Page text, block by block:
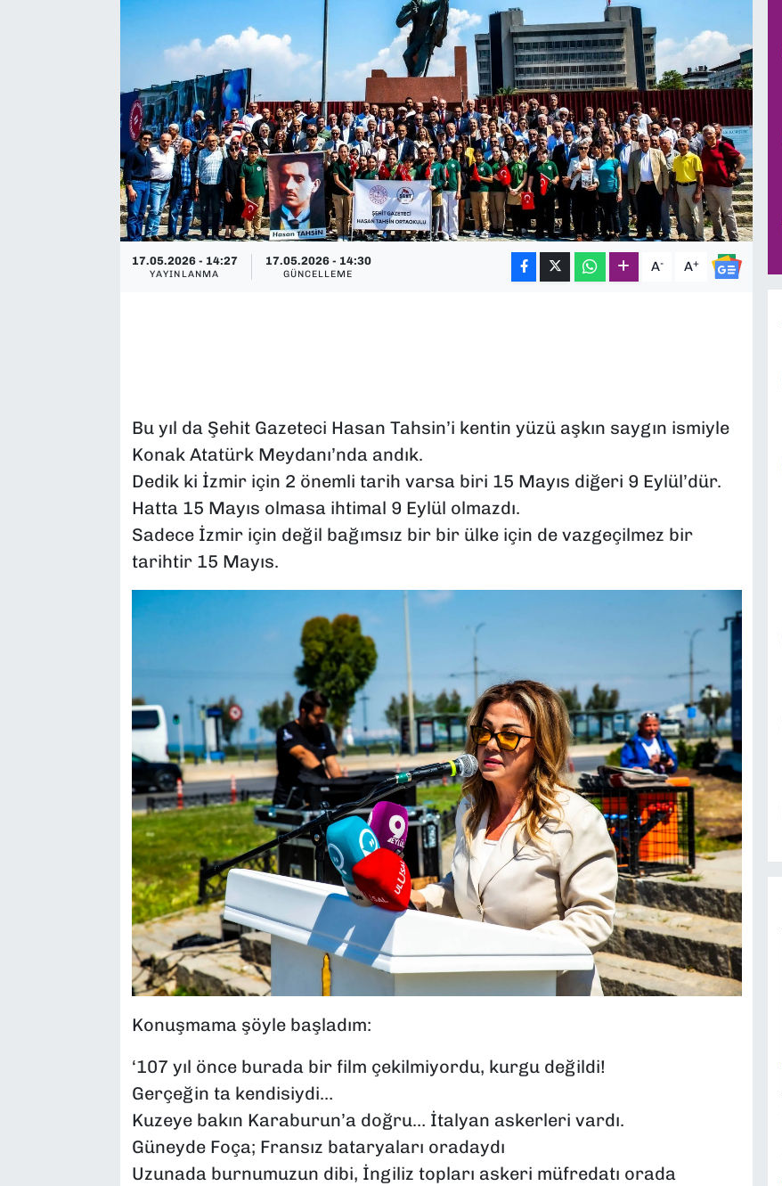
17.05.2026 - 14:27
YAYINLANMA
17.05.2026 - 14:30
GÜNCELLEME A- A+
Bu yıl da Şehit Gazeteci Hasan Tahsin’i kentin yüzü aşkın saygın ismiyle
Konak Atatürk Meydanı’nda andık.
Dedik ki İzmir için 2 önemli tarih varsa biri 15 Mayıs diğeri 9 Eylül’dür.
Hatta 15 Mayıs olmasa ihtimal 9 Eylül olmazdı.
Sadece İzmir için değil bağımsız bir bir ülke için de vazgeçilmez bir
tarihtir 15 Mayıs.
Konuşmama şöyle başladım:
‘107 yıl önce burada bir film çekilmiyordu, kurgu değildi!
Gerçeğin ta kendisiydi…
Kuzeye bakın Karaburun’a doğru… İtalyan askerleri vardı.
Güneyde Foça; Fransız bataryaları oradaydı
Uzunada burnumuzun dibi, İngiliz topları askeri müfredatı orada
TEKNOLOJİ
YEREL YÖNETİMLER